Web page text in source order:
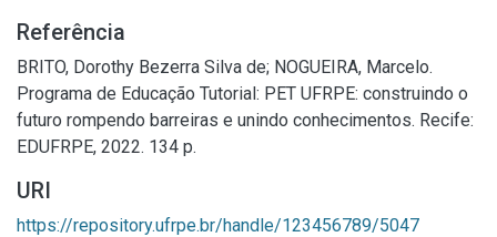
Referência
BRITO, Dorothy Bezerra Silva de; NOGUEIRA, Marcelo.
Programa de Educação Tutorial: PET UFRPE: construindo o
futuro rompendo barreiras e unindo conhecimentos. Recife:
EDUFRPE, 2022. 134 p.
URI
https://repository.ufrpe.br/handle/123456789/5047